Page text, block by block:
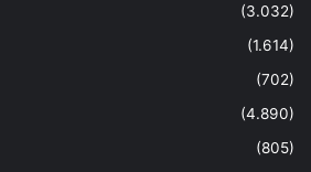
(3.032)
(1.614)
(702)
(4.890)
(805)